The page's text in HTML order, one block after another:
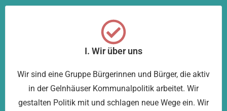
I. Wir über uns
Wir sind eine Gruppe Bürgerinnen und Bürger, die aktiv
in der Gelnhäuser Kommunalpolitik arbeitet. Wir
gestalten Politik mit und schlagen neue Wege ein. Wir